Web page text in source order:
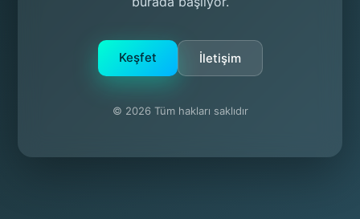
Keşfet İletişim
© 2026 Tüm hakları saklıdır